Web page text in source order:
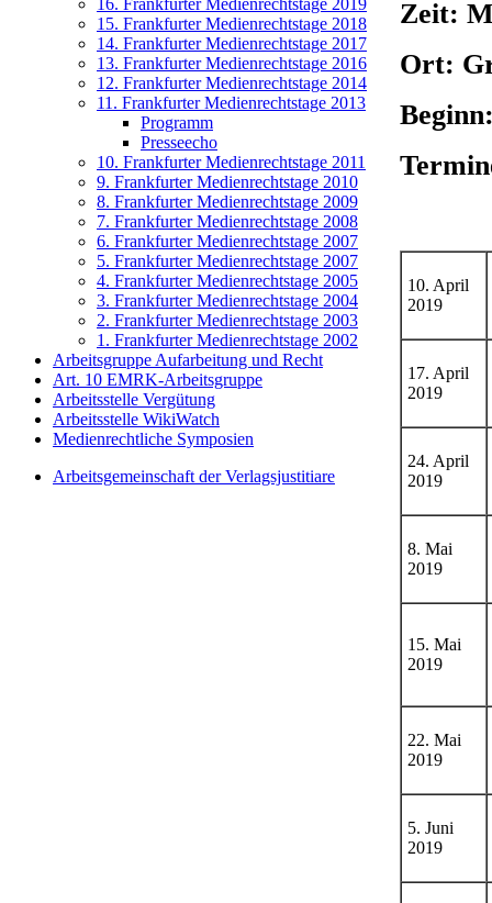
16. Frankfurter Medienrechtstage 2019
15. Frankfurter Medienrechtstage 2018
14. Frankfurter Medienrechtstage 2017
13. Frankfurter Medienrechtstage 2016
12. Frankfurter Medienrechtstage 2014
11. Frankfurter Medienrechtstage 2013
Programm
Presseecho
10. Frankfurter Medienrechtstage 2011
9. Frankfurter Medienrechtstage 2010
8. Frankfurter Medienrechtstage 2009
7. Frankfurter Medienrechtstage 2008
6. Frankfurter Medienrechtstage 2007
5. Frankfurter Medienrechtstage 2007
4. Frankfurter Medienrechtstage 2005
3. Frankfurter Medienrechtstage 2004
2. Frankfurter Medienrechtstage 2003
1. Frankfurter Medienrechtstage 2002
Arbeitsgruppe Aufarbeitung und Recht
Art. 10 EMRK-Arbeitsgruppe
Arbeitsstelle Vergütung
Arbeitsstelle WikiWatch
Medienrechtliche Symposien
Arbeitsgemeinschaft der Verlagsjustitiare
Zeit:
Ort:
10. April
2019
17. April
2019
24. April
2019
8. Mai
2019
15. Mai
2019
22. Mai
2019
5. Juni
2019